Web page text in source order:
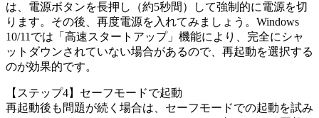
は、電源ボタンを長押し（約5秒間）して強制的に電源を切
ります。その後、再度電源を入れてみましょう。Windows
10/11では「高速スタートアップ」機能により、完全にシャ
ットダウンされていない場合があるので、再起動を選択する
のが効果的です。
【ステップ4】セーフモードで起動
再起動後も問題が続く場合は、セーフモードでの起動を試み